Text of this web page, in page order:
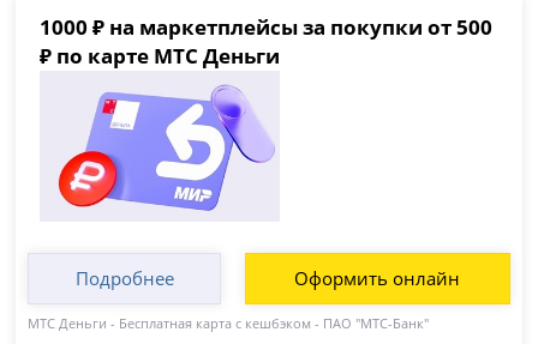
1000 ₽ на маркетплейсы за покупки от 500
₽ по карте МТС Деньги
Подробнее Оформить онлайн
МТС Деньги - Бесплатная карта с кешбэком - ПАО "МТС-Банк"